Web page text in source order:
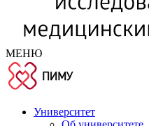
МЕНЮ
Университет